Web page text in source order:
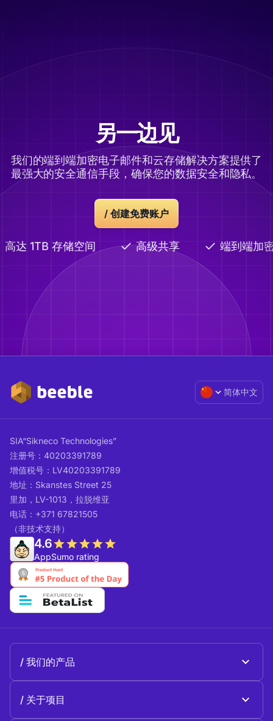
另一边见
我们的端到端加密电子邮件和云存储解决方案提供了
最强大的安全通信手段，确保您的数据安全和隐私。
/ 创建免费账户
高达 1TB 存储空间 高级共享 端到端加密
简体中文
SIA“Sikneco Technologies”
注册号：40203391789
增值税号：LV40203391789
地址：Skanstes Street 25
里加，LV-1013，拉脱维亚
电话：+371 67821505
（非技术支持）
4.6
AppSumo rating
我们的产品
关于项目